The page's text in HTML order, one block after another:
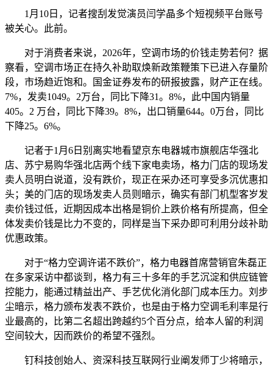
1月10日，记者搜刮发觉演员闫学晶多个短视频平台账号
被关心。此前。
对于消费者来说，2026年，空调市场的价钱走势若何？据
察看，空调市场正在持久补助取焕新政策鞭策下已进入存量阶
段，市场趋近饱和。国金证券发布的研报披露，财产正在线。
7%，发卖1049。2万台，同比下降31。8%，此中国内销量
405。2 万台，同比下降39。8%，出口销量644。0万台，同比
下降25。6%。
记者于1月6日别离实地看望京东电器城市旗舰店华强北
店、苏宁易购华强北店两个线下家电卖场，格力门店的现场发
卖人员明白说道，没有跌价，现正在采办还可享受多沉优惠扣
头；美的门店的现场发卖人员则暗示，确实有部门机型客岁发
卖价钱过低，近期因成本出格是铜价上跌价格有所提高，但全
体发卖价钱是比力不变的，同样是当下采办即可利用分歧补助
优惠政策。
对于“格力空调许诺不跌价”，格力电器首席营销官朱磊正
在多家采访中都谈到，格力有三十多年的手艺沉淀和供应链管
控能力，能通过精益出产、手艺优化消化部门成本压力。刘步
尘暗示，格力颁布发表不跌价，也是由于格力空调毛利率是行
业最高的，比第二名超出跨越约5个百分点，给本人留的利润
空间较大，因而跌价的希望不强烈。
钉科技创始人、资深科技互联网行业阐发师丁少将暗示，